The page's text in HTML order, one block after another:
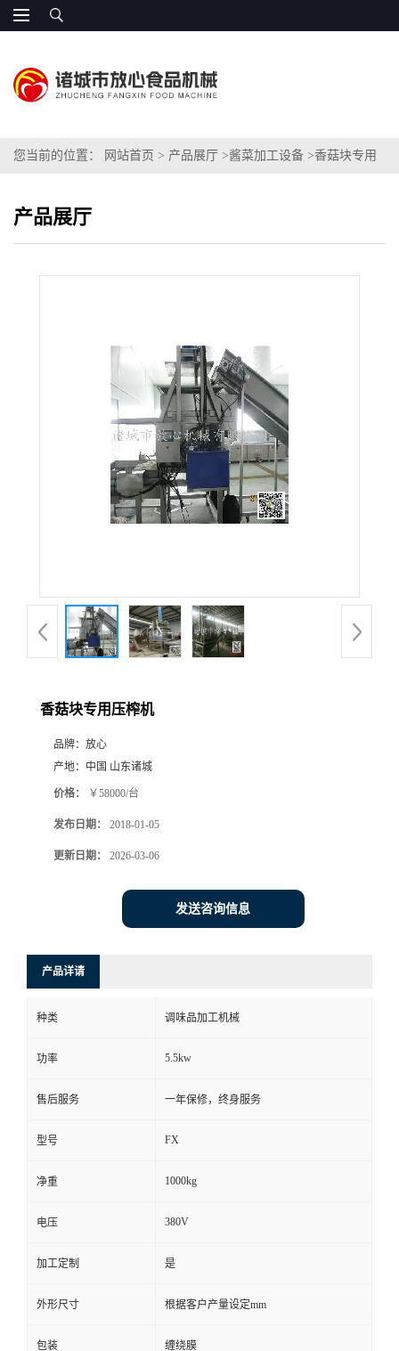
您当前的位置： 网站首页 > 产品展厅 >酱菜加工设备 >香菇块专用
产品展厅
香菇块专用压榨机
品牌： 放心
产地： 中国 山东诸城
价格： ￥58000/台
发布日期： 2018-01-05
更新日期： 2026-03-06
发送咨询信息
产品详请
种类 调味品加工机械
功率 5.5kw
售后服务 一年保修，终身服务
型号 FX
净重 1000kg
电压 380V
加工定制 是
外形尺寸 根据客户产量设定mm
包装 缠绕膜